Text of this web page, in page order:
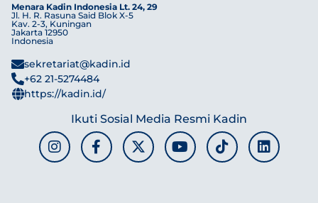
Menara Kadin Indonesia Lt. 24, 29
Jl. H. R. Rasuna Said Blok X-5
Kav. 2-3, Kuningan
Jakarta 12950
Indonesia
sekretariat@kadin.id
+62 21-5274484
https://kadin.id/
Ikuti Sosial Media Resmi Kadin